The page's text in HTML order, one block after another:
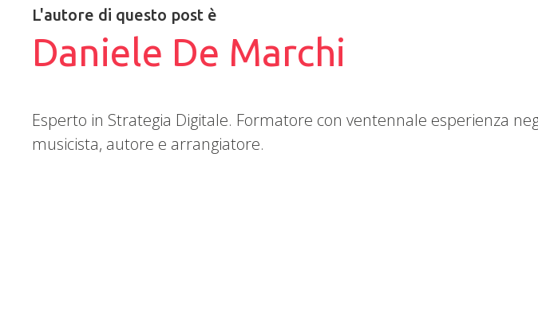
L'autore di questo post è
Daniele De Marchi
Esperto in Strategia Digitale. Formatore con ventennale esperienza
musicista, autore e arrangiatore.